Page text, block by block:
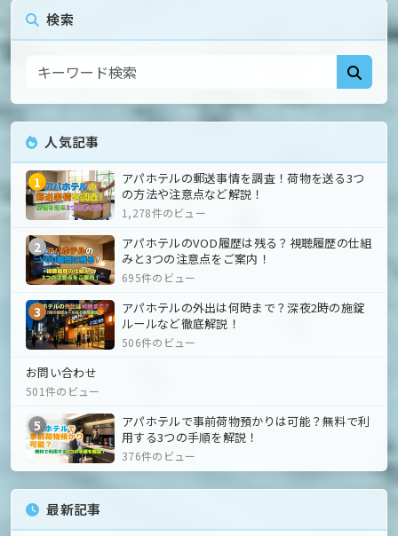
検索
人気記事
1
アパホテルの郵送事情を調査！荷物を送る3つ
の方法や注意点など解説！
1,278件のビュー
2
アパホテルのVOD履歴は残る？視聴履歴の仕組
みと3つの注意点をご案内！
695件のビュー
3
アパホテルの外出は何時まで？深夜2時の施錠
ルールなど徹底解説！
506件のビュー
お問い合わせ
501件のビュー
5
アパホテルで事前荷物預かりは可能？無料で利
用する3つの手順を解説！
376件のビュー
最新記事